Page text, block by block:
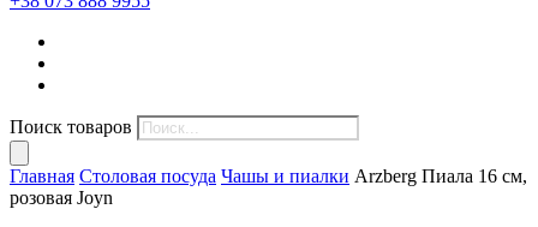
Поиск товаров
Главная Столовая посуда Чашы и пиалки Arzberg Пиала 16 см,
розовая Joyn